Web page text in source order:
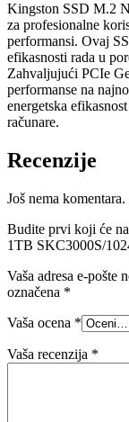
Kingston SSD M.2
za profesionalne
performansi. Ovaj
efikasnosti rada u
Zahvaljujući PCIe
performanse na
energetska
računare.
Recenzije
Još nema komentara.
Budite prvi koji će
1TB SKC3000S/
Vaša adresa e-pošte
označena *
Vaša ocena *
Vaša recenzija *